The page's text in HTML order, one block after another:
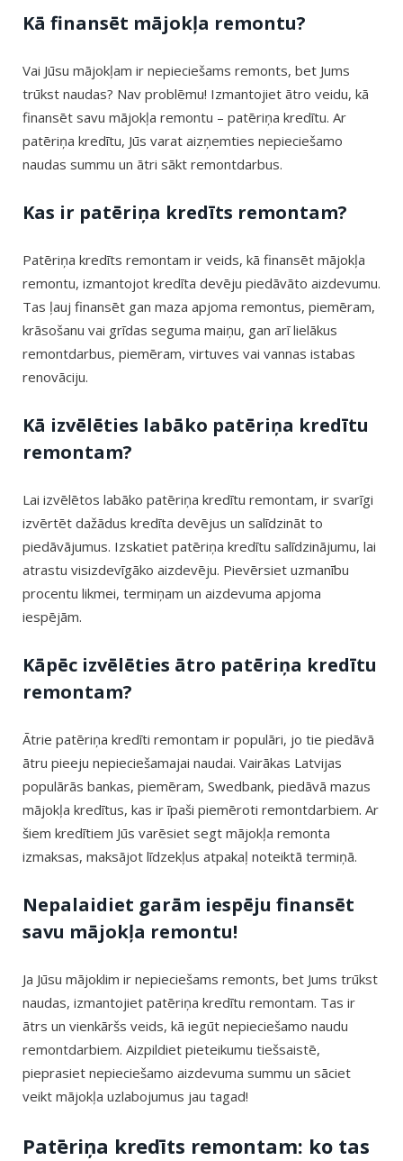
Kā finansēt mājokļa remontu?
Vai Jūsu mājokļam ir nepieciešams remonts, bet Jums
trūkst naudas? Nav problēmu! Izmantojiet ātro veidu, kā
finansēt savu mājokļa remontu – patēriņa kredītu. Ar
patēriņa kredītu, Jūs varat aizņemties nepieciešamo
naudas summu un ātri sākt remontdarbus.
Kas ir patēriņa kredīts remontam?
Patēriņa kredīts remontam ir veids, kā finansēt mājokļa
remontu, izmantojot kredīta devēju piedāvāto aizdevumu.
Tas ļauj finansēt gan maza apjoma remontus, piemēram,
krāsošanu vai grīdas seguma maiņu, gan arī lielākus
remontdarbus, piemēram, virtuves vai vannas istabas
renovāciju.
Kā izvēlēties labāko patēriņa kredītu
remontam?
Lai izvēlētos labāko patēriņa kredītu remontam, ir svarīgi
izvērtēt dažādus kredīta devējus un salīdzināt to
piedāvājumus. Izskatiet patēriņa kredītu salīdzinājumu, lai
atrastu visizdevīgāko aizdevēju. Pievērsiet uzmanību
procentu likmei, termiņam un aizdevuma apjoma
iespējām.
Kāpēc izvēlēties ātro patēriņa kredītu
remontam?
Ātrie patēriņa kredīti remontam ir populāri, jo tie piedāvā
ātru pieeju nepieciešamajai naudai. Vairākas Latvijas
populārās bankas, piemēram, Swedbank, piedāvā mazus
mājokļa kredītus, kas ir īpaši piemēroti remontdarbiem. Ar
šiem kredītiem Jūs varēsiet segt mājokļa remonta
izmaksas, maksājot līdzekļus atpakaļ noteiktā termiņā.
Nepalaidiet garām iespēju finansēt
savu mājokļa remontu!
Ja Jūsu mājoklim ir nepieciešams remonts, bet Jums trūkst
naudas, izmantojiet patēriņa kredītu remontam. Tas ir
ātrs un vienkāršs veids, kā iegūt nepieciešamo naudu
remontdarbiem. Aizpildiet pieteikumu tiešsaistē,
pieprasiet nepieciešamo aizdevuma summu un sāciet
veikt mājokļa uzlabojumus jau tagad!
Patēriņa kredīts remontam: ko tas